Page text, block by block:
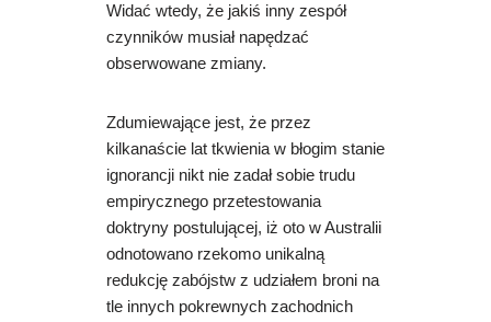
Widać wtedy, że jakiś inny zespół
czynników musiał napędzać
obserwowane zmiany.
Zdumiewające jest, że przez
kilkanaście lat tkwienia w błogim stanie
ignorancji nikt nie zadał sobie trudu
empirycznego przetestowania
doktryny postulującej, iż oto w Australii
odnotowano rzekomo unikalną
redukcję zabójstw z udziałem broni na
tle innych pokrewnych zachodnich